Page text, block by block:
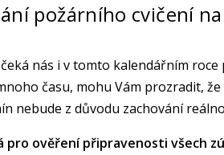
požárního cvičení na
nás i v tomto kalendářním roce
času, mohu Vám prozradit, že
nebude z důvodu zachování
pro ověření připravenosti všech